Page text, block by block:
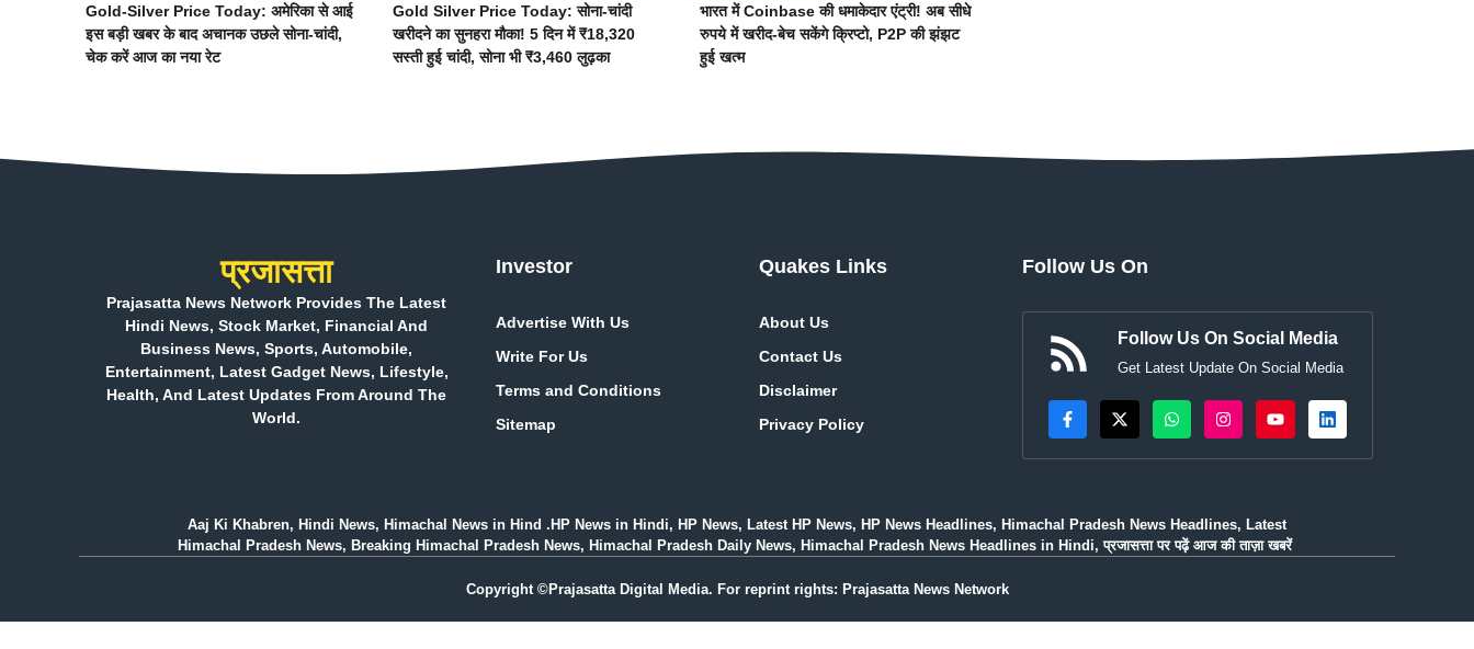
Gold-Silver Price Today: अमेरिका से आई
इस बड़ी खबर के बाद अचानक उछले सोना-चांदी,
चेक करें आज का नया रेट
Gold Silver Price Today: सोना-चांदी
खरीदने का सुनहरा मौका! 5 दिन में ₹18,320
सस्ती हुई चांदी, सोना भी ₹3,460 लुढ़का
भारत में Coinbase की धमाकेदार एंट्री! अब सीधे
रुपये में खरीद-बेच सकेंगे क्रिप्टो, P2P की झंझट
हुई खत्म
प्रजासत्ता
Prajasatta News Network Provides The Latest
Hindi News, Stock Market, Financial And
Business News, Sports, Automobile,
Entertainment, Latest Gadget News, Lifestyle,
Health, And Latest Updates From Around The
World.
Investor
Advertise With Us
Write For Us
Terms and Conditions
Sitemap
Quakes Links
About Us
Contact Us
Disclaimer
Privacy Policy
Follow Us On
Follow Us On Social Media
Get Latest Update On Social Media
Aaj Ki Khabren, Hindi News, Himachal News in Hind .HP News in Hindi, HP News, Latest HP News, HP News Headlines, Himachal Pradesh News Headlines, Latest
Himachal Pradesh News, Breaking Himachal Pradesh News, Himachal Pradesh Daily News, Himachal Pradesh News Headlines in Hindi, प्रजासत्ता पर पढ़ें आज की ताज़ा खबरें
Copyright ©Prajasatta Digital Media. For reprint rights: Prajasatta News Network